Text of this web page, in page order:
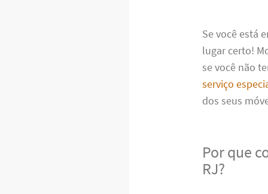
Se você está
lugar certo!
se você não
serviço
dos seus
Por que
RJ?